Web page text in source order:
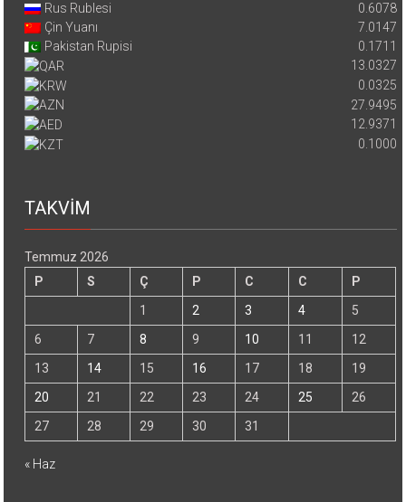
Rus Rublesi
0.6078
Çin Yuanı
7.0147
Pakistan Rupisi
0.1711
13.0327
0.0325
27.9495
12.9371
0.1000
TAKVİM
Temmuz 2026
P
S Ç P C C
P
1
2 3 4
5
6
7 8 9 10 11
12
13
14 15 16 17 18
19
20
21 22 23 24 25
26
27
28 29 30 31
« Haz